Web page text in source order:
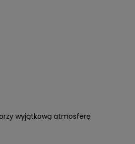
wyjątkową atmosferę